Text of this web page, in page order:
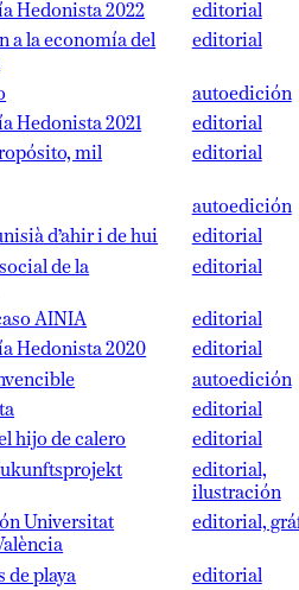
Hedonista 2022
editorial
a la economía del
editorial
autoedición
Hedonista 2021
editorial
mil
editorial
autoedición
d’ahir i de hui
editorial
de la
editorial
AINIA
editorial
Hedonista 2020
editorial
autoedición
editorial
hijo de calero
editorial
editorial,
ilustración
Universitat
editorial,
de playa
editorial